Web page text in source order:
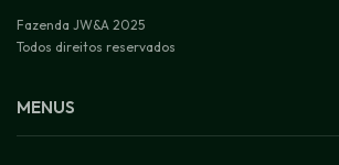
Fazenda JW&A 2025
Todos direitos reservados
MENUS